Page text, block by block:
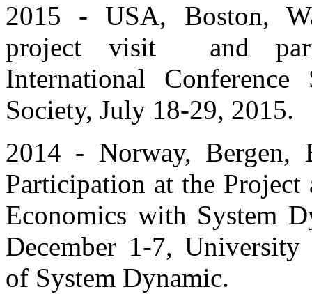
2015 - USA, Boston,
project visit and
International Conference
Society, July 18-29, 2015.
2014 - Norway, Bergen,
Participation at the
Economics with System
December 1-7,
of System Dynamic.